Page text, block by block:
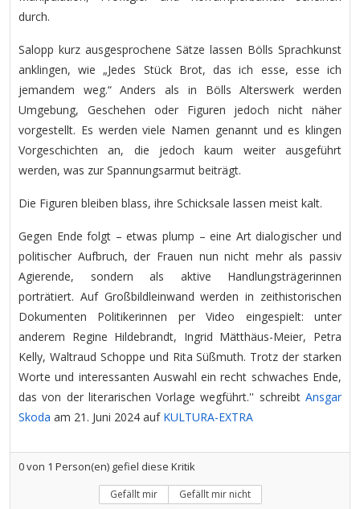
durch.
Salopp kurz ausgesprochene Sätze lassen Bölls Sprachkunst
anklingen, wie „Jedes Stück Brot, das ich esse, esse ich
jemandem weg.“ Anders als in Bölls Alterswerk werden
Umgebung, Geschehen oder Figuren jedoch nicht näher
vorgestellt. Es werden viele Namen genannt und es klingen
Vorgeschichten an, die jedoch kaum weiter ausgeführt
werden, was zur Spannungsarmut beiträgt.
Die Figuren bleiben blass, ihre Schicksale lassen meist kalt.
Gegen Ende folgt – etwas plump – eine Art dialogischer und
politischer Aufbruch, der Frauen nun nicht mehr als passiv
Agierende, sondern als aktive Handlungsträgerinnen
porträtiert. Auf Großbildleinwand werden in zeithistorischen
Dokumenten Politikerinnen per Video eingespielt: unter
anderem Regine Hildebrandt, Ingrid Mätthäus-Meier, Petra
Kelly, Waltraud Schoppe und Rita Süßmuth. Trotz der starken
Worte und interessanten Auswahl ein recht schwaches Ende,
das von der literarischen Vorlage wegführt.'' schreibt Ansgar
Skoda am 21. Juni 2024 auf KULTURA-EXTRA
0von 1 Person(en) gefiel diese Kritik
Gefällt mir Gefällt mir nicht